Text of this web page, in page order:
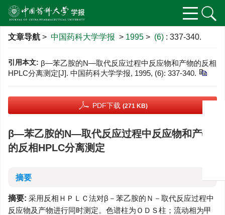
文章导航 > 中国药科大学学报 > 1995 > (6) : 337-340.
引用本文: β—苯乙胺的N—取代反应过程中反应物和产物的反相
HPLC分离测定[J]. 中国药科大学学报, 1995, (6): 337-340.
PDF下载 (271 KB)
β—苯乙胺的N—取代反应过程中反应物和产物
的反相HPLC分离测定
摘要
摘要: 采用反相ＨＰＬＣ法对β－苯乙胺的Ｎ－取代反应过程中
反应物及产物进行同时测定。色谱柱为ＯＤＳ柱；流动相为甲